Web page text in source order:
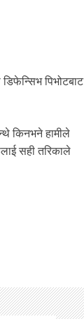
पिभोटबाट
किनभने हामीले
सही तरिकाले